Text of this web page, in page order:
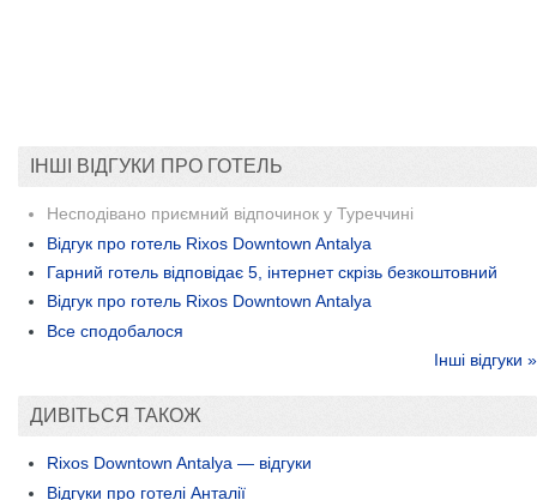
ІНШІ ВІДГУКИ ПРО ГОТЕЛЬ
Несподівано приємний відпочинок у Туреччині
Відгук про готель Rixos Downtown Antalya
Гарний готель відповідає 5, інтернет скрізь безкоштовний
Відгук про готель Rixos Downtown Antalya
Все сподобалося
Інші відгуки »
ДИВІТЬСЯ ТАКОЖ
Rixos Downtown Antalya — відгуки
Відгуки про готелі Анталії